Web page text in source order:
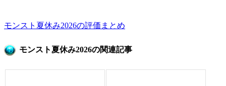
モンスト夏休み2026の評価まとめ
モンスト夏休み2026の関連記事